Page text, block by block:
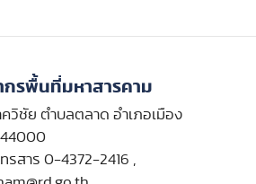
รพื้นที่มหาสารคาม
ควิชัย ตำบลตลาด อำเภอเมือง
44000
รสาร 0-4372-2416 ,